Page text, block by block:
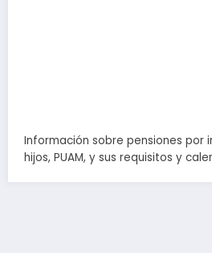
Información sobre pensiones por
hijos, PUAM, y sus requisitos y